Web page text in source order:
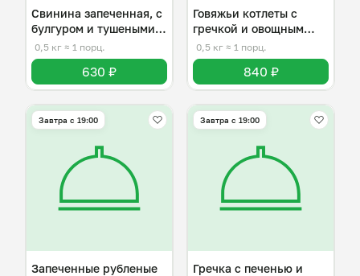
Свинина запеченная, с
булгуром и тушеными
овощами
0,5 кг ≈ 1 порц.
630 ₽
Говяжьи котлеты с
гречкой и овощным
салатом
0,5 кг ≈ 1 порц.
840 ₽
Завтра c 19:00
Запеченные рубленые
Завтра c 19:00
Гречка с печенью и